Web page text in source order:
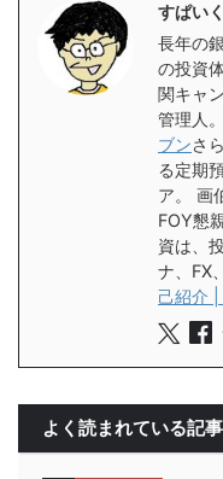
すぱい
長年の
の投資
関キャ
管理人
ブンさ
る定期
ア。 画
FOY懇
資は、
ナ、FX
己紹介
よく読まれている記事